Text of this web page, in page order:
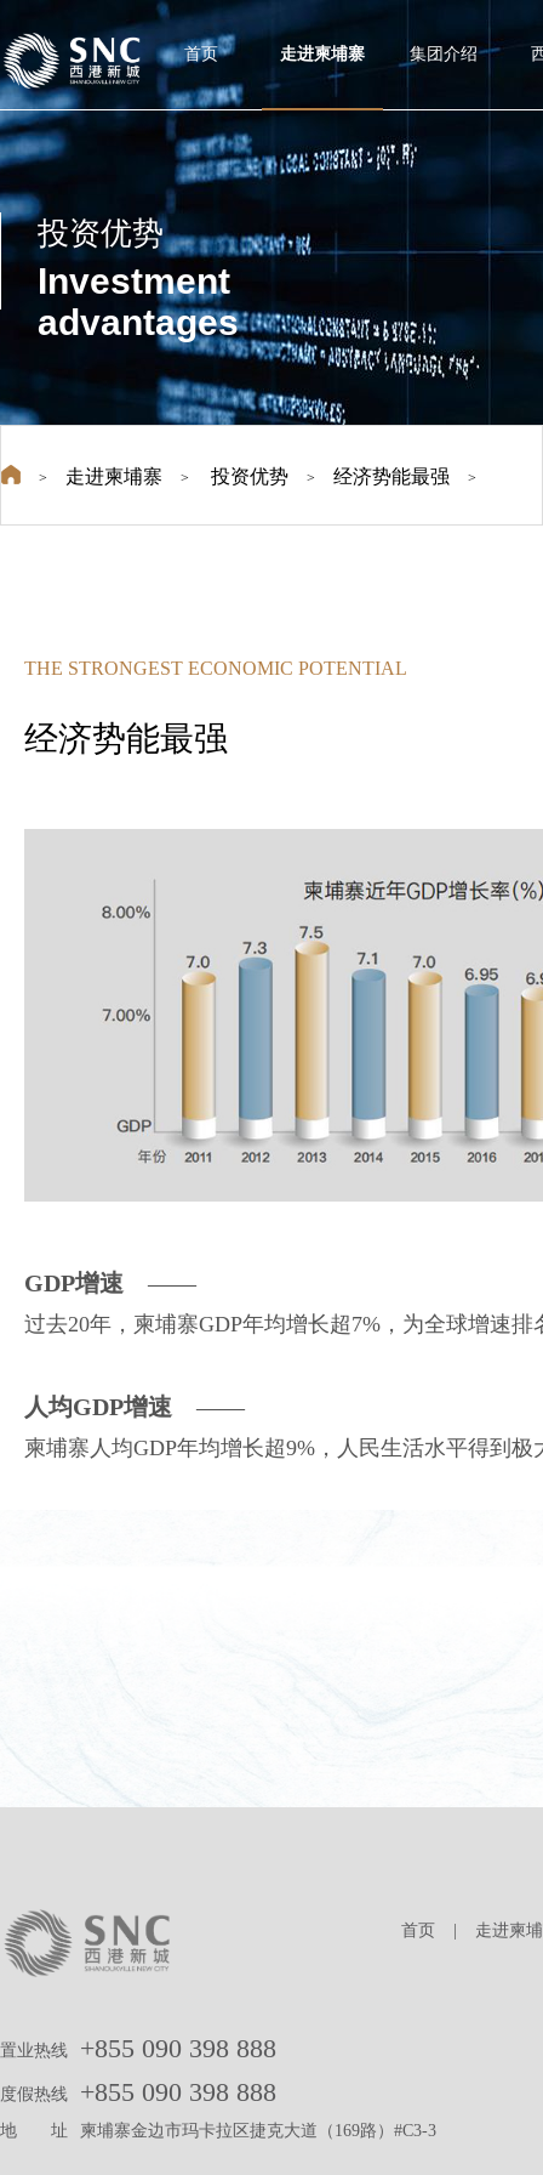
首页 走进柬埔寨 集团介绍
Investment
advantages
投资优势
> 走进柬埔寨 > 投资优势 > 经济势能最强 >
THE STRONGEST ECONOMIC POTENTIAL
经济势能最强
GDP增速 ——
过去20年，柬埔寨GDP年均增长超7%，为全球增速排
人均GDP增速 ——
柬埔寨人均GDP年均增长超9%，人民生活水平得到极
置业热线 +855 090 398 888
度假热线 +855 090 398 888
地 址 柬埔寨金边市玛卡拉区捷克大道（169路）#C3-3
首页 走进柬